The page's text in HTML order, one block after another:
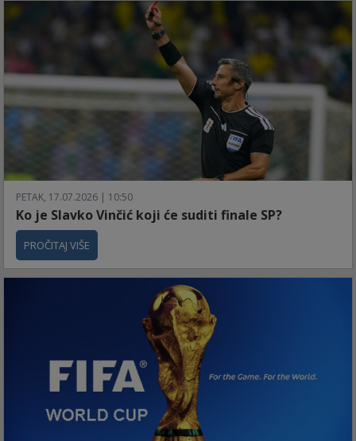
PETAK, 17.07.2026 | 10:50
Ko je Slavko Vinčić koji će suditi finale SP?
PROČITAJ VIŠE